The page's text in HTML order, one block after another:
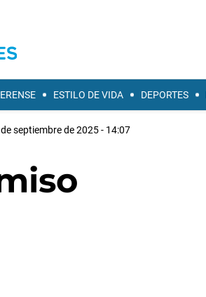
ESTILO DE VIDA DEPORTES
septiembre de 2025 - 14:07